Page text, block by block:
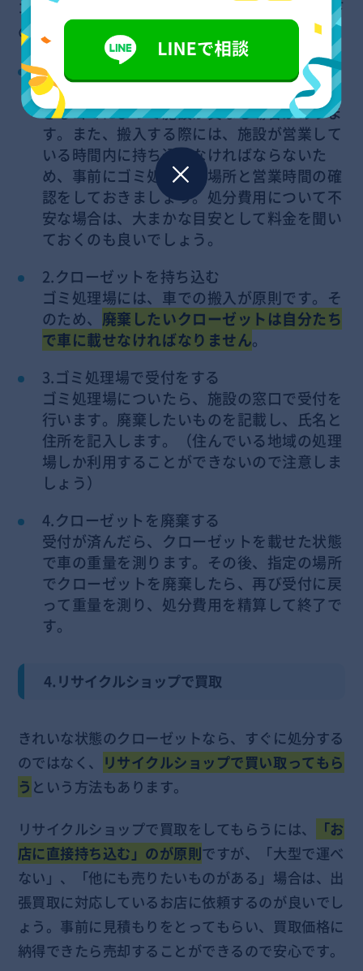
ゴミ処理場にクローゼットを持ち込む場合は、以下
の手順を参考にして下さい。
1.ゴミ処理場に問い合わせる
自治体が管理しているゴミ処理場は、廃棄で
きるゴミによって施設が異なる場合がありま
す。また、搬入する際には、施設が営業して
いる時間内に持ち込まなければならないた
め、事前にゴミ処理場の場所と営業時間の確
認をしておきましょう。処分費用について不
安な場合は、大まかな目安として料金を聞い
ておくのも良いでしょう。
2.クローゼットを持ち込む
ゴミ処理場には、車での搬入が原則です。そ
のため、 廃棄したいクローゼットは自分たち
で車に載せなければなりません。
3.ゴミ処理場で受付をする
ゴミ処理場についたら、施設の窓口で受付を
行います。廃棄したいものを記載し、氏名と
住所を記入します。（住んでいる地域の処理
場しか利用することができないので注意しま
しょう）
4.クローゼットを廃棄する
受付が済んだら、クローゼットを載せた状態
で車の重量を測ります。その後、指定の場所
でクローゼットを廃棄したら、再び受付に戻
って重量を測り、処分費用を精算して終了で
す。
4.リサイクルショップで買取
きれいな状態のクローゼットなら、すぐに処分する
のではなく、
リサイクルショップで買い取ってもら
う という方法もあります。
リサイクルショップで買取をしてもらうには、
「お
店に直接持ち込む」のが原則ですが、「大型で運べ
ない」、「他にも売りたいものがある」場合は、出
張買取に対応しているお店に依頼するのが良いでし
ょう。事前に見積もりをとってもらい、買取価格に
納得できたら売却することができるので安心です。